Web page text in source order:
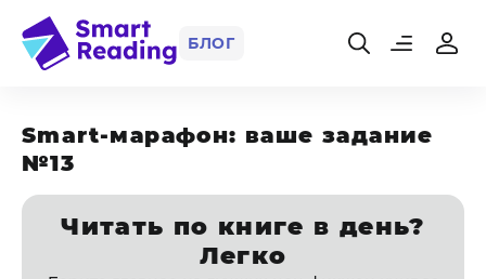
БЛОГ
Smart-марафон: ваше задание
№13
Читать по книге в день?
Легко